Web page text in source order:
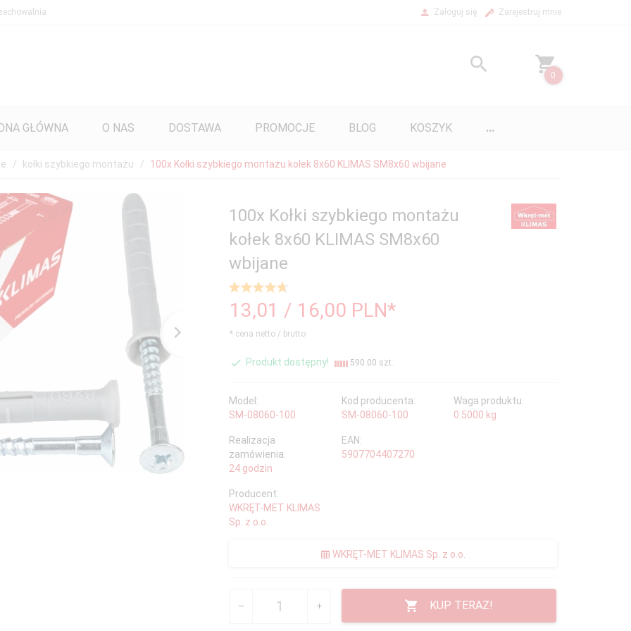
Zaloguj się Zarejestruj mnie
0
GŁÓWNA O NAS DOSTAWA PROMOCJE BLOG KOSZYK ...
kołki szybkiego montażu 100x Kołki szybkiego montażu kołek 8x60 KLIMAS SM8x60 wbijane
100x Kołki szybkiego montażu
kołek 8x60 KLIMAS SM8x60
wbijane
13,01 / 16,00 PLN*
* cena netto / brutto
Produkt dostępny! 590.00 szt.
Model:
SM-08060-100
Kod producenta:
SM-08060-100
Waga produktu:
0.5000 kg
Realizacja
zamówienia:
24 godzin
EAN:
5907704407270
Producent:
WKRĘT-MET KLIMAS
Sp. z o.o.
WKRĘT-MET KLIMAS Sp. z o.o.
KUP TERAZ!